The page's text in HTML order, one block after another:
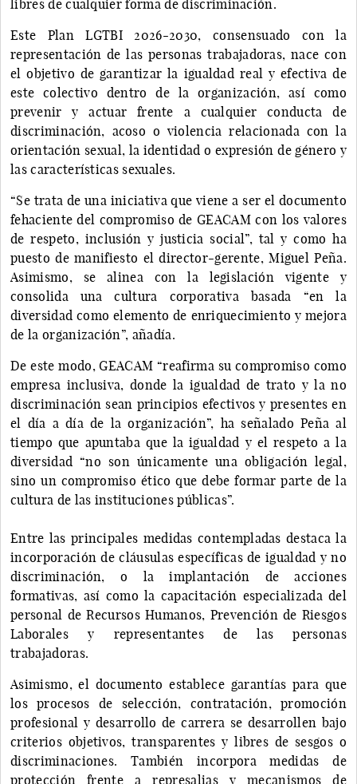
libres de cualquier forma de discriminación.
Este Plan LGTBI 2026-2030, consensuado con la
representación de las personas trabajadoras, nace con
el objetivo de garantizar la igualdad real y efectiva de
este colectivo dentro de la organización, así como
prevenir y actuar frente a cualquier conducta de
discriminación, acoso o violencia relacionada con la
orientación sexual, la identidad o expresión de género y
las características sexuales.
“Se trata de una iniciativa que viene a ser el documento
fehaciente del compromiso de GEACAM con los valores
de respeto, inclusión y justicia social”, tal y como ha
puesto de manifiesto el director-gerente, Miguel Peña.
Asimismo, se alinea con la legislación vigente y
consolida una cultura corporativa basada “en la
diversidad como elemento de enriquecimiento y mejora
de la organización”, añadía.
De este modo, GEACAM “reafirma su compromiso como
empresa inclusiva, donde la igualdad de trato y la no
discriminación sean principios efectivos y presentes en
el día a día de la organización”, ha señalado Peña al
tiempo que apuntaba que la igualdad y el respeto a la
diversidad “no son únicamente una obligación legal,
sino un compromiso ético que debe formar parte de la
cultura de las instituciones públicas”.
Entre las principales medidas contempladas destaca la
incorporación de cláusulas específicas de igualdad y no
discriminación, o la implantación de acciones
formativas, así como la capacitación especializada del
personal de Recursos Humanos, Prevención de Riesgos
Laborales y representantes de las personas
trabajadoras.
Asimismo, el documento establece garantías para que
los procesos de selección, contratación, promoción
profesional y desarrollo de carrera se desarrollen bajo
criterios objetivos, transparentes y libres de sesgos o
discriminaciones. También incorpora medidas de
protección frente a represalias y mecanismos de